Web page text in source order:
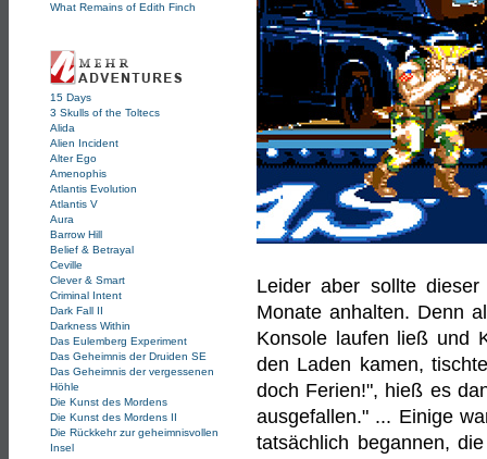
What Remains of Edith Finch
15 Days
3 Skulls of the Toltecs
Alida
Alien Incident
Alter Ego
Amenophis
Atlantis Evolution
Atlantis V
Aura
Barrow Hill
Belief & Betrayal
Ceville
Clever & Smart
Criminal Intent
Dark Fall II
Darkness Within
Das Eulemberg Experiment
Das Geheimnis der Druiden SE
Das Geheimnis der vergessenen
Höhle
Die Kunst des Mordens
Die Kunst des Mordens II
Die Rückkehr zur geheimnisvollen
Insel
Leider aber sollte
Monate anhalten. Denn
Konsole laufen ließ und
den Laden kamen,
doch Ferien!", hieß es
ausgefallen." ... Einige
tatsächlich begannen,